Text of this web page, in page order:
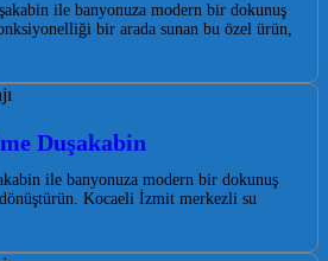
ile banyonuza modern bir dokunuş
bir arada sunan bu özel ürün,
Duşakabin
ile banyonuza modern bir dokunuş
dönüştürün. Kocaeli İzmit merkezli su